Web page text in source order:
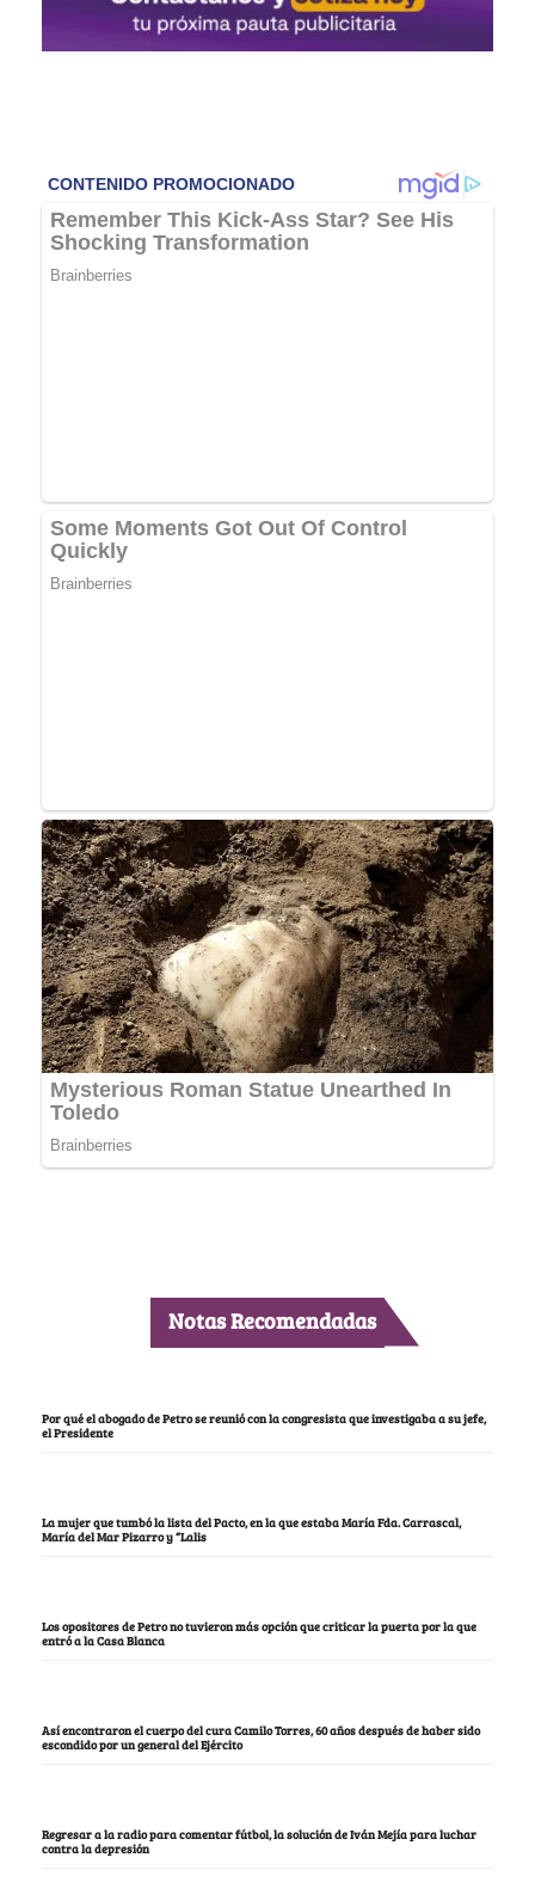
Notas Recomendadas
Por qué el abogado de Petro se reunió con la congresista que investigaba a su jefe,
el Presidente
La mujer que tumbó la lista del Pacto, en la que estaba María Fda. Carrascal,
María del Mar Pizarro y “Lalis
Los opositores de Petro no tuvieron más opción que criticar la puerta por la que
entró a la Casa Blanca
Así encontraron el cuerpo del cura Camilo Torres, 60 años después de haber sido
escondido por un general del Ejército
Regresar a la radio para comentar fútbol, la solución de Iván Mejía para luchar
contra la depresión